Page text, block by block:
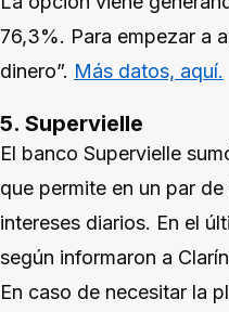
76,3%. Para empezar a
dinero”. Más datos, aquí.
5. Supervielle
El banco Supervielle
que permite en un par
intereses diarios. En el
según informaron a
En caso de necesitar la